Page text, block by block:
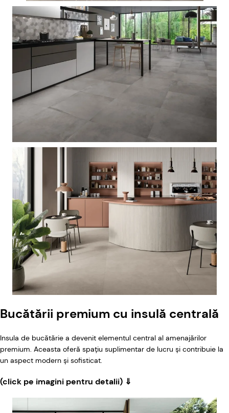
Bucătării premium cu insulă centrală
Insula de bucătărie a devenit elementul central al amenajărilor
premium. Aceasta oferă spațiu suplimentar de lucru și contribuie la
un aspect modern și sofisticat.
(click pe imagini pentru detalii) ⇓